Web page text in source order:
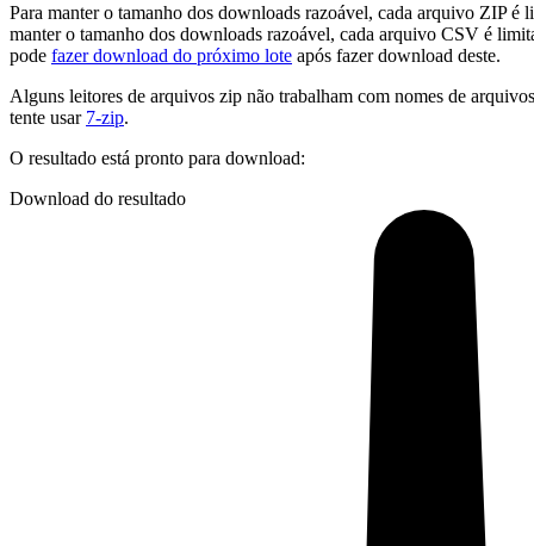
Para manter o tamanho dos downloads razoável, cada arquivo ZIP
manter o tamanho dos downloads razoável, cada arquivo CSV é
pode fazer download do próximo lote após fazer download deste.
Alguns leitores de arquivos zip não trabalham com nomes de
tente usar 7-zip.
O resultado está pronto para download:
Download do resultado